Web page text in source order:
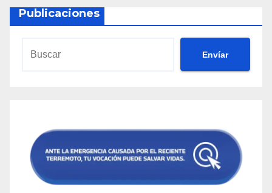
Publicaciones
Envíar